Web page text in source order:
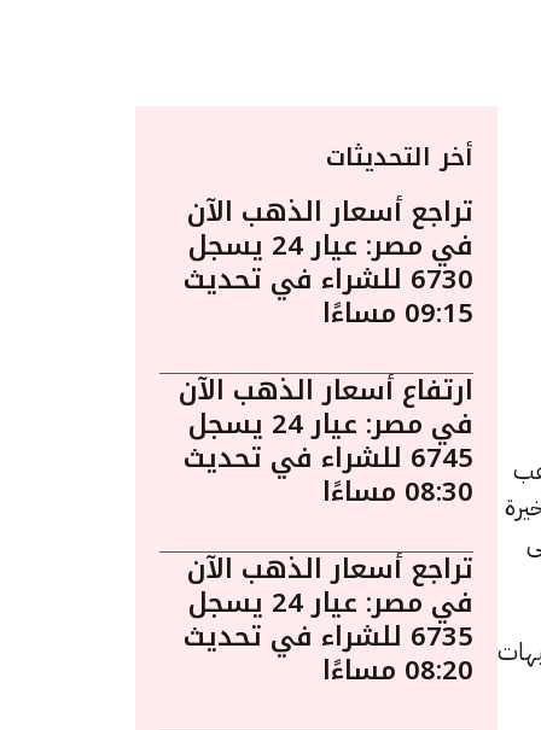
يُعد الذهب
و6385 جنيهًا للشراء، بانخفاض قدره 10 جنيهات
أخر التحديثات
تراجع أسعار الذهب الآن
في مصر: عيار 24 يسجل
6730 للشراء في تحديث
09:15 مساءًا
ارتفاع أسعار الذهب الآن
في مصر: عيار 24 يسجل
6745 للشراء في تحديث
08:30 مساءًا
تراجع أسعار الذهب الآن
في مصر: عيار 24 يسجل
6735 للشراء في تحديث
08:20 مساءًا